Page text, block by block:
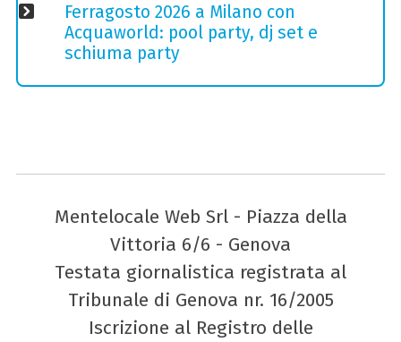
Ferragosto 2026 a Milano con
Acquaworld: pool party, dj set e
schiuma party
Mentelocale Web Srl - Piazza della
Vittoria 6/6 - Genova
Testata giornalistica registrata al
Tribunale di Genova nr. 16/2005
Iscrizione al Registro delle